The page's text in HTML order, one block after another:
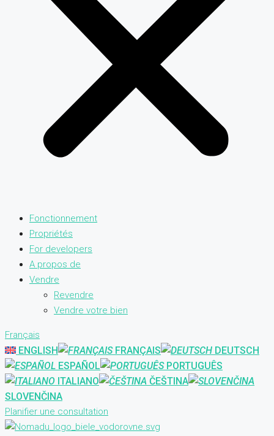
Fonctionnement
Propriétés
For developers
A propos de
Vendre
Revendre
Vendre votre bien
Français
ENGLISH FRANÇAIS
DEUTSCH
ESPAÑOL
PORTUGUÊS
ITALIANO
ČEŠTINA
SLOVENČINA
Planifier une consultation